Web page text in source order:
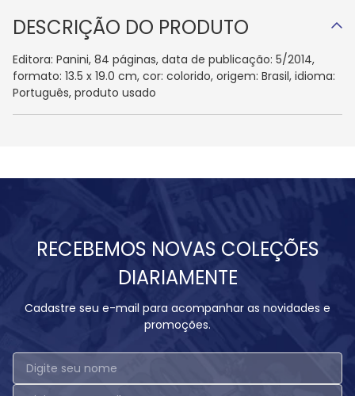
DESCRIÇÃO DO PRODUTO
Editora: Panini, 84 páginas, data de publicação: 5/2014,
formato: 13.5 x 19.0 cm, cor: colorido, origem: Brasil, idioma:
Português, produto usado
RECEBEMOS NOVAS COLEÇÕES
DIARIAMENTE
Cadastre seu e-mail para acompanhar as novidades e
promoções.